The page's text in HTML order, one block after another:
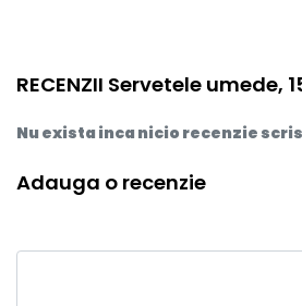
RECENZII Servetele umede,
Nu exista inca nicio recenzie
Adauga o recenzie